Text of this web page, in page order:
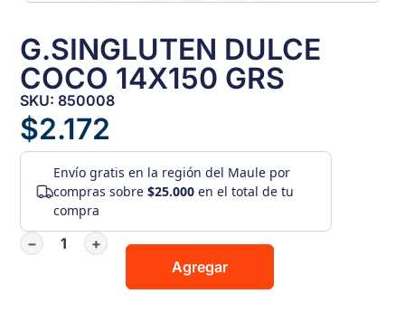
G.SINGLUTEN DULCE
COCO 14X150 GRS
SKU: 850008
$2.172
Envío gratis en la región del Maule por
compras sobre$25.000 en el total de tu
compra
−
+
Agregar